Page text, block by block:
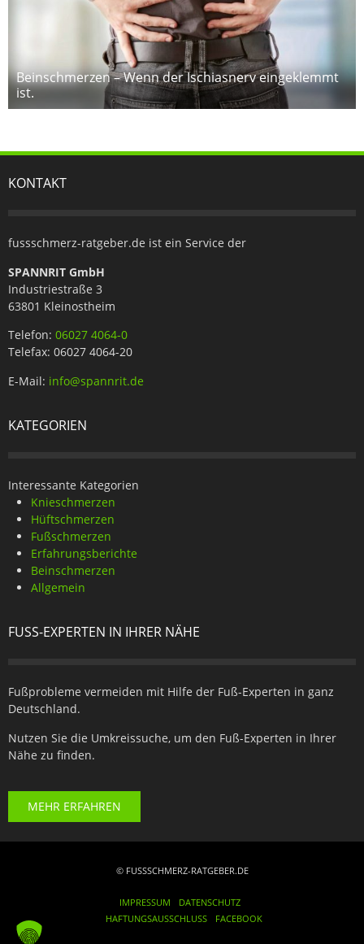
Beinschmerzen – Wenn der Ischiasnerv eingeklemmt
ist.
KONTAKT
fussschmerz-ratgeber.de ist ein Service der
SPANNRIT GmbH
Industriestraße 3
63801 Kleinostheim
Telefon: 06027 4064-0
Telefax: 06027 4064-20
E-Mail: info@spannrit.de
KATEGORIEN
Interessante Kategorien
Knieschmerzen
Hüftschmerzen
Fußschmerzen
Erfahrungsberichte
Beinschmerzen
Allgemein
FUSS-EXPERTEN IN IHRER NÄHE
Fußprobleme vermeiden mit Hilfe der Fuß-Experten in ganz
Deutschland.
Nutzen Sie die Umkreissuche, um den Fuß-Experten in Ihrer
Nähe zu finden.
MEHR ERFAHREN
© FUSSSCHMERZ-RATGEBER.DE
IMPRESSUM
DATENSCHUTZ
HAFTUNGSAUSSCHLUSS
FACEBOOK